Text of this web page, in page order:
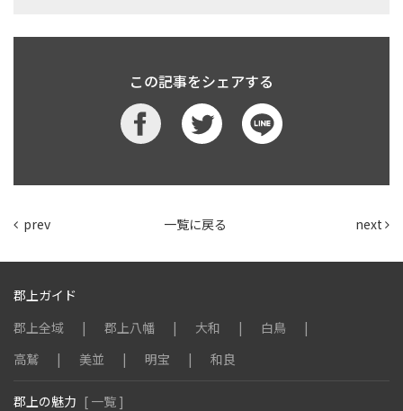
この記事をシェアする
prev 一覧に戻る next
郡上ガイド
郡上全域
郡上八幡 大和
白鳥
高鷲
美並 明宝 和良
郡上の魅力 [ 一覧 ]